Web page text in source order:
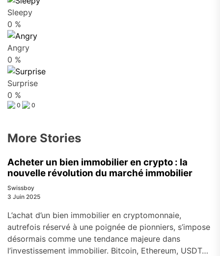
Sleepy
0 %
Angry
0 %
Surprise
0 %
0 0
More Stories
Acheter un bien immobilier en crypto : la
nouvelle révolution du marché immobilier
Swissboy
3 Juin 2025
L’achat d’un bien immobilier en cryptomonnaie,
autrefois réservé à une poignée de pionniers, s’impose
désormais comme une tendance majeure dans
l’investissement immobilier. Bitcoin, Ethereum, USDT…